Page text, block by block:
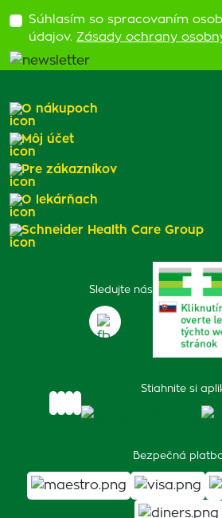
Súhlasím so spracovaním
údajov. Zásady ochrany
Sledujte nás
Stiahnite si
Bezpečná
O nákupoch
Môj účet
Pre zákazníkov
O lekárňach
Schneider Health Care Group